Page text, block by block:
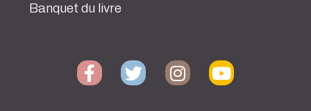
Banquet du livre